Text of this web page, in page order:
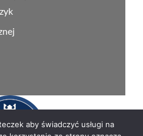
aby świadczyć usługi na